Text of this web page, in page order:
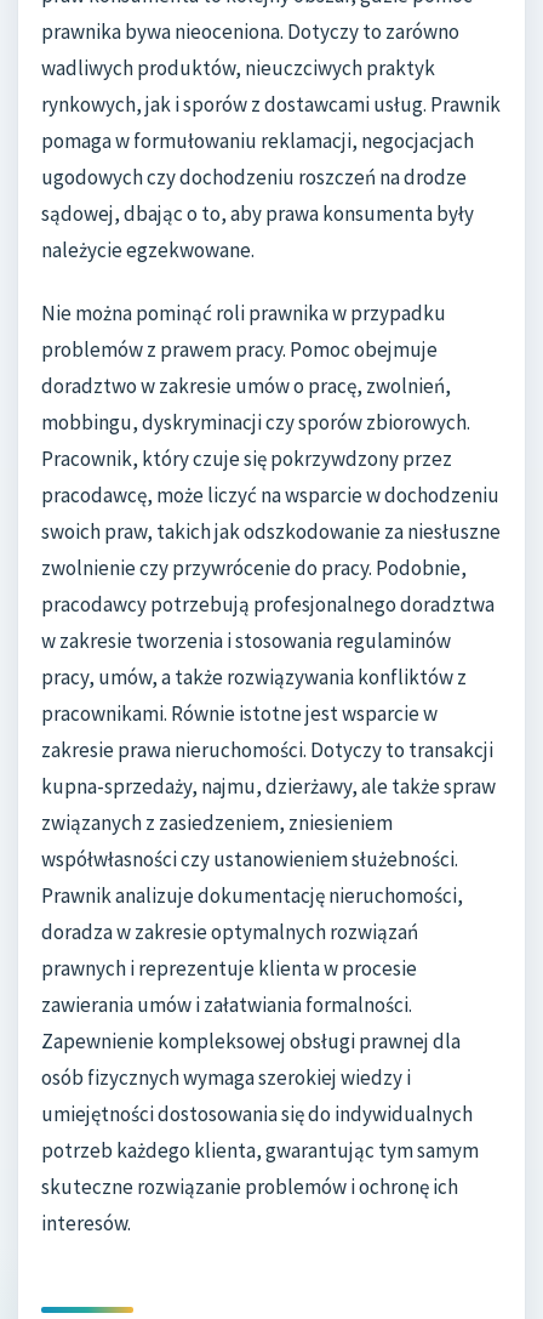
prawnika bywa nieoceniona. Dotyczy to zarówno
wadliwych produktów, nieuczciwych praktyk
rynkowych, jak i sporów z dostawcami usług. Prawnik
pomaga w formułowaniu reklamacji, negocjacjach
ugodowych czy dochodzeniu roszczeń na drodze
sądowej, dbając o to, aby prawa konsumenta były
należycie egzekwowane.
Nie można pominąć roli prawnika w przypadku
problemów z prawem pracy. Pomoc obejmuje
doradztwo w zakresie umów o pracę, zwolnień,
mobbingu, dyskryminacji czy sporów zbiorowych.
Pracownik, który czuje się pokrzywdzony przez
pracodawcę, może liczyć na wsparcie w dochodzeniu
swoich praw, takich jak odszkodowanie za niesłuszne
zwolnienie czy przywrócenie do pracy. Podobnie,
pracodawcy potrzebują profesjonalnego doradztwa
w zakresie tworzenia i stosowania regulaminów
pracy, umów, a także rozwiązywania konfliktów z
pracownikami. Równie istotne jest wsparcie w
zakresie prawa nieruchomości. Dotyczy to transakcji
kupna-sprzedaży, najmu, dzierżawy, ale także spraw
związanych z zasiedzeniem, zniesieniem
współwłasności czy ustanowieniem służebności.
Prawnik analizuje dokumentację nieruchomości,
doradza w zakresie optymalnych rozwiązań
prawnych i reprezentuje klienta w procesie
zawierania umów i załatwiania formalności.
Zapewnienie kompleksowej obsługi prawnej dla
osób fizycznych wymaga szerokiej wiedzy i
umiejętności dostosowania się do indywidualnych
potrzeb każdego klienta, gwarantując tym samym
skuteczne rozwiązanie problemów i ochronę ich
interesów.